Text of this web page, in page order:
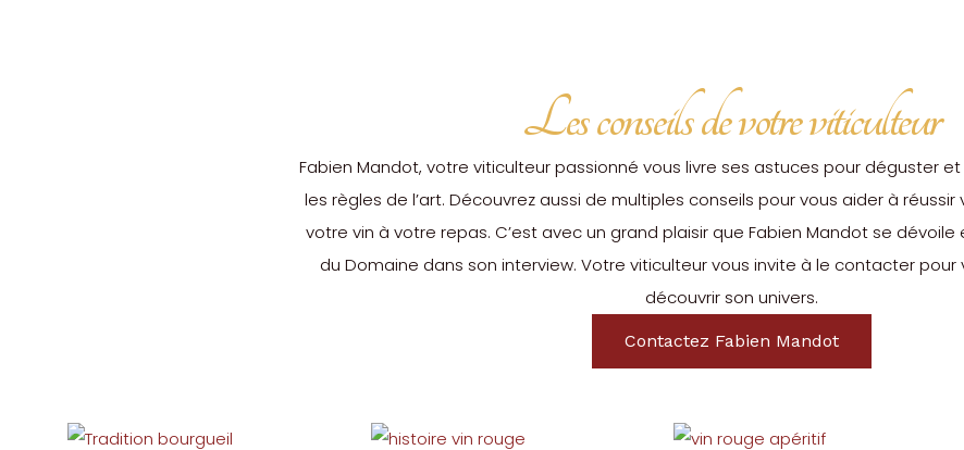
Les conseils de votre viticulteur
Fabien Mandot, votre viticulteur passionné vous livre ses astuces pour déguster
les règles de l’art. Découvrez aussi de multiples conseils pour vous aider à
votre vin à votre repas. C’est avec un grand plaisir que Fabien Mandot se dévoile
du Domaine dans son interview. Votre viticulteur vous invite à le contacter
découvrir son univers.
Contactez Fabien Mandot